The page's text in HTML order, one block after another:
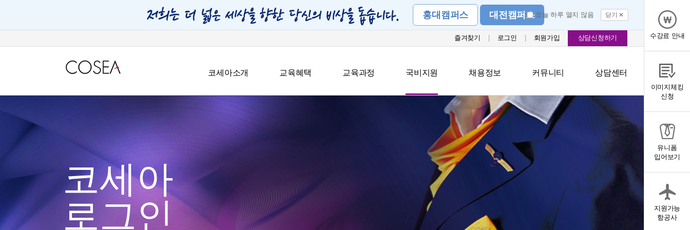
홍대캠퍼스 대전캠퍼스오늘 하루 열지 않음 닫기 ✕
즐겨찾기 로그인 회원가입 상담신청하기
코세아소개 교육혜택 교육과정 국비지원 채용정보 커뮤니티 상담센터
코세아
로그인
수강료 안내
이미지체킹
신청
유니폼
입어보기
지원가능
항공사